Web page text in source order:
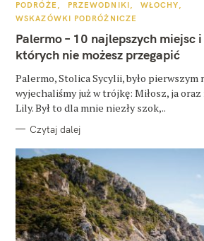
K
T
G
R
PODRÓŻE PRZEWODNIKI
WŁOCHY
WSKAZÓWKI PODRÓŻNICZE
Palermo – 10 najlepszych miejsc
których nie możesz przegapić
Palermo, Stolica Sycylii, było pierwszym
wyjechaliśmy już w trójkę: Miłosz, ja oraz
Lily. Był to dla mnie niezły szok,..
Czytaj dalej